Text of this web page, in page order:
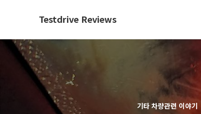
Testdrive Reviews
기타 차량관련 이야기